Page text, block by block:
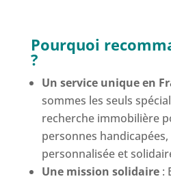
Pourquoi
?
Un service unique en
sommes les seuls
recherche immobilière
personnes
personnalisée et
Une mission solidaire :